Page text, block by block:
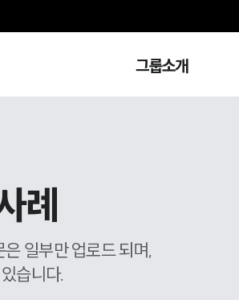
그룹소개
례
일부만 업로드 되며,
습니다.